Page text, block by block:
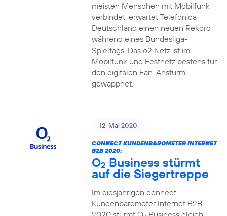
meisten Menschen mit Mobilfunk
verbindet, erwartet Telefónica
Deutschland einen neuen Rekord
während eines Bundesliga-
Spieltags. Das o2 Netz ist im
Mobilfunk und Festnetz bestens für
den digitalen Fan-Ansturm
gewappnet.
12. Mai 2020
CONNECT KUNDENBAROMETER INTERNET
B2B 2020:
O2 Business stürmt
auf die Siegertreppe
Im diesjährigen connect
Kundenbarometer Internet B2B